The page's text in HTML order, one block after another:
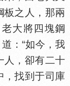
板之人，那兩
大將四塊鋼
：“如今，我
人，卻有二十
，找到于司庫